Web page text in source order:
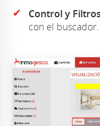
✔ Control y
con el buscador.